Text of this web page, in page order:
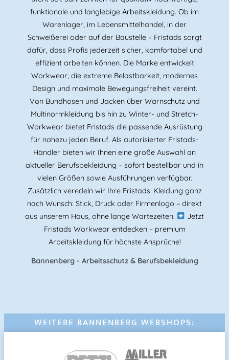
funktionale und langlebige Arbeitskleidung. Ob im
Warenlager, im Lebensmittelhandel, in der
Schweißerei oder auf der Baustelle – Fristads sorgt
dafür, dass Profis jederzeit sicher, komfortabel und
effizient arbeiten können. Die Marke entwickelt
Workwear, die extreme Belastbarkeit, modernes
Design und maximale Bewegungsfreiheit vereint.
Von Bundhosen und Jacken über Warnschutz und
Multinormkleidung bis hin zu Winter- und Stretch-
Workwear bietet Fristads die passende Ausrüstung
für nahezu jeden Beruf. Als autorisierter Fristads-
Händler bieten wir Ihnen eine große Auswahl an
aktueller Berufsbekleidung – sofort bestellbar und in
vielen Größen sowie Ausführungen verfügbar.
Zusätzlich veredeln wir Ihre Fristads-Kleidung ganz
nach Wunsch: Stick, Druck oder Firmenlogo – direkt
aus unserem Haus, ohne lange Wartezeiten.
Jetzt
Fristads Workwear entdecken – premium
Arbeitskleidung für höchste Ansprüche!
Bannenberg - Arbeitsschutz & Berufsbekleidung
WEITERE BANNENBERG WEBSHOPS: